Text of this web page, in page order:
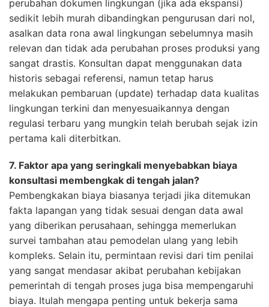
perubahan dokumen lingkungan (jika ada ekspansi)
sedikit lebih murah dibandingkan pengurusan dari nol,
asalkan data rona awal lingkungan sebelumnya masih
relevan dan tidak ada perubahan proses produksi yang
sangat drastis. Konsultan dapat menggunakan data
historis sebagai referensi, namun tetap harus
melakukan pembaruan (update) terhadap data kualitas
lingkungan terkini dan menyesuaikannya dengan
regulasi terbaru yang mungkin telah berubah sejak izin
pertama kali diterbitkan.
7. Faktor apa yang seringkali menyebabkan biaya
konsultasi membengkak di tengah jalan?
Pembengkakan biaya biasanya terjadi jika ditemukan
fakta lapangan yang tidak sesuai dengan data awal
yang diberikan perusahaan, sehingga memerlukan
survei tambahan atau pemodelan ulang yang lebih
kompleks. Selain itu, permintaan revisi dari tim penilai
yang sangat mendasar akibat perubahan kebijakan
pemerintah di tengah proses juga bisa mempengaruhi
biaya. Itulah mengapa penting untuk bekerja sama